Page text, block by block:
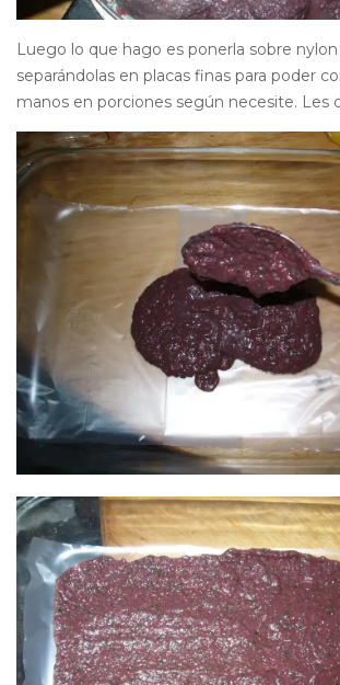
Luego lo que hago es ponerla sobre
separándolas en placas finas para poder
manos en porciones según necesite. Les